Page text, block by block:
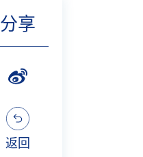
分享
返回